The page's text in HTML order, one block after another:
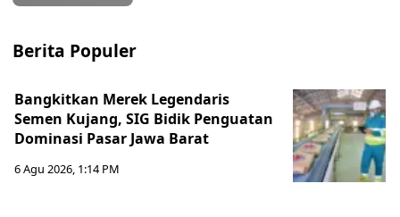
Berita Populer
Bangkitkan Merek Legendaris
Semen Kujang, SIG Bidik Penguatan
Dominasi Pasar Jawa Barat
6 Agu 2026, 1:14 PM